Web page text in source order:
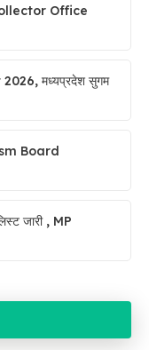
Collector Office
मध्यप्रदेश सुगम
Board
जारी , MP